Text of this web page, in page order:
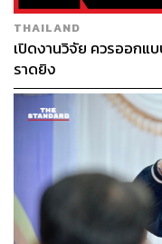
THAILAND
เปิดงานวิจัย ควรออกแ
ราดยิง